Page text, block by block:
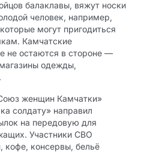
балаклавы, вяжут носки
человек, например,
могут пригодиться
Камчатские
не остаются в стороне —
одежды,
женщин Камчатки»
солдату» направил
на передовую для
Участники СВО
кофе, консервы, бельё